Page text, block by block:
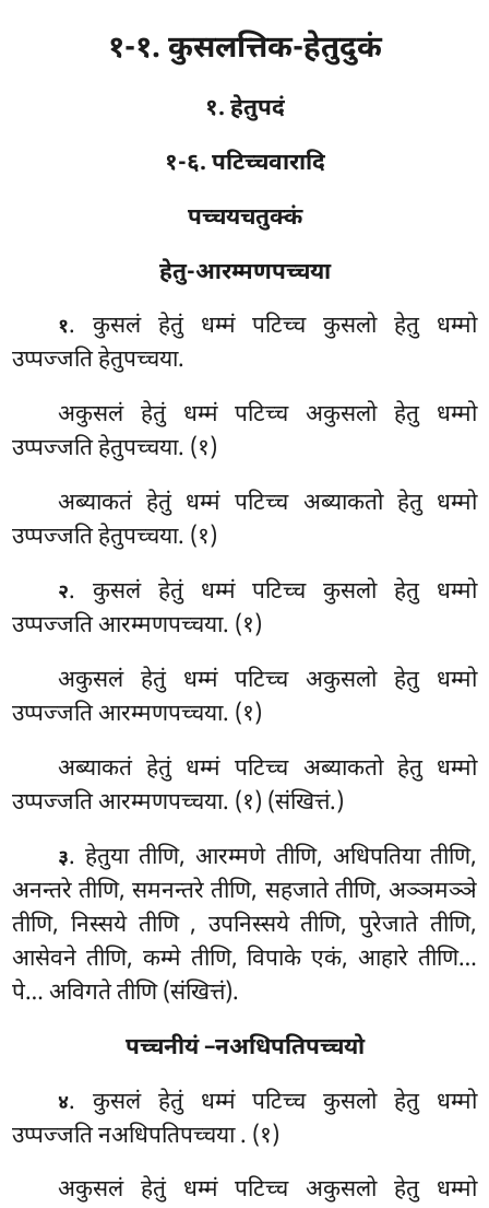
१-१. कुसलत्तिक-हेतुदुकं
१. हेतुपदं
१-६. पटिच्चवारादि
पच्चयचतुक्कं
हेतु-आरम्मणपच्चया
१. कुसलं हेतुं धम्मं पटिच्च कुसलो हेतु धम्मो
उप्पज्जति हेतुपच्चया.
अकुसलं हेतुं धम्मं पटिच्च अकुसलो हेतु धम्मो
उप्पज्जति हेतुपच्चया. (१)
अब्याकतं हेतुं धम्मं पटिच्च अब्याकतो हेतु धम्मो
उप्पज्जति हेतुपच्चया. (१)
२. कुसलं हेतुं धम्मं पटिच्च कुसलो हेतु धम्मो
उप्पज्जति आरम्मणपच्चया. (१)
अकुसलं हेतुं धम्मं पटिच्च अकुसलो हेतु धम्मो
उप्पज्जति आरम्मणपच्चया. (१)
अब्याकतंहेतुं धम्मं पटिच्च अब्याकतो हेतु धम्मो
उप्पज्जति आरम्मणपच्चया. (१) (संखित्तं.)
३. हेतुया तीणि, आरम्मणे तीणि, अधिपतिया तीणि,
अनन्तरे तीणि, समनन्तरे तीणि, सहजाते तीणि, अञ्ञमञ्ञे
तीणि, निस्सये तीणि , उपनिस्सये तीणि, पुरेजाते तीणि,
आसेवने तीणि, कम्मे तीणि, विपाके एकं, आहारे तीणि…
पे… अविगते तीणि (संखित्तं).
पच्चनीयं –नअधिपतिपच्चयो
४. कुसलं हेतुं धम्मं पटिच्च कुसलो हेतु धम्मो
उप्पज्जति नअधिपतिपच्चया. (१)
अकुसलं हेतुं धम्मं पटिच्च अकुसलो हेतु धम्मो